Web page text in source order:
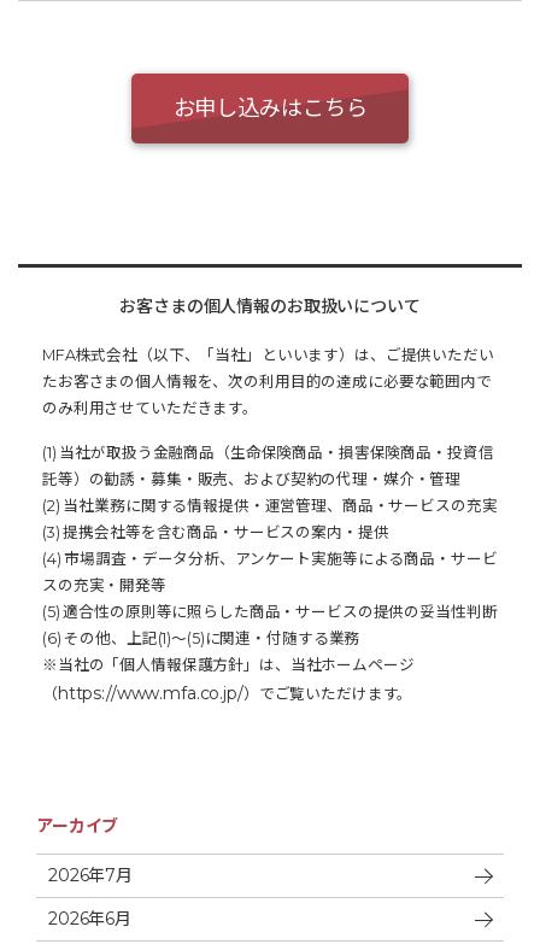
お申し込みはこちら
お客さまの個人情報のお取扱いについて
MFA株式会社（以下、「当社」といいます）は、ご提供いただい
たお客さまの個人情報を、次の利用目的の達成に必要な範囲内で
のみ利用させていただきます。
(1) 当社が取扱う金融商品（生命保険商品・損害保険商品・投資信
託等）の勧誘・募集・販売、および契約の代理・媒介・管理
(2) 当社業務に関する情報提供・運営管理、商品・サービスの充実
(3) 提携会社等を含む商品・サービスの案内・提供
(4) 市場調査・データ分析、アンケート実施等による商品・サービ
スの充実・開発等
(5) 適合性の原則等に照らした商品・サービスの提供の妥当性判断
(6) その他、上記(1)～(5)に関連・付随する業務
※当社の「個人情報保護方針」は、当社ホームページ
（https://www.mfa.co.jp/）でご覧いただけます。
アーカイブ
2026年7月
2026年6月